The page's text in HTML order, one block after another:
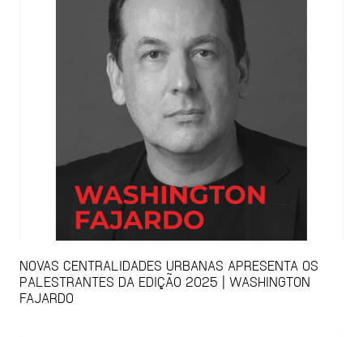
NOVAS CENTRALIDADES URBANAS APRESENTA OS
PALESTRANTES DA EDIÇÃO 2025 | WASHINGTON
FAJARDO